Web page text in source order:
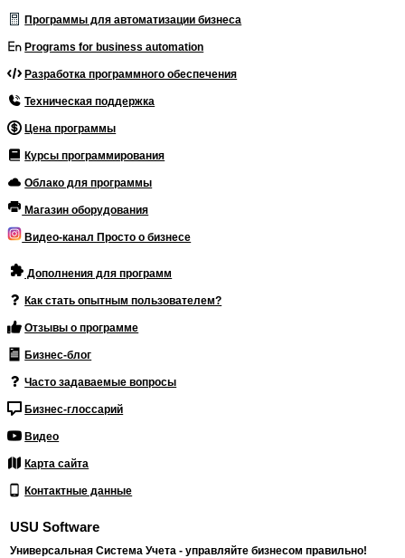
Программы для автоматизации бизнеса
Programs for business automation
Разработка программного обеспечения
Техническая поддержка
Цена программы
Курсы программирования
Облако для программы
Магазин оборудования
Видео-канал Просто о бизнесе
Дополнения для программ
Как стать опытным пользователем?
Отзывы о программе
Бизнес-блог
Часто задаваемые вопросы
Бизнес-глоссарий
Видео
Карта сайта
Контактные данные
USU Software
Универсальная Система Учета - управляйте бизнесом правильно!